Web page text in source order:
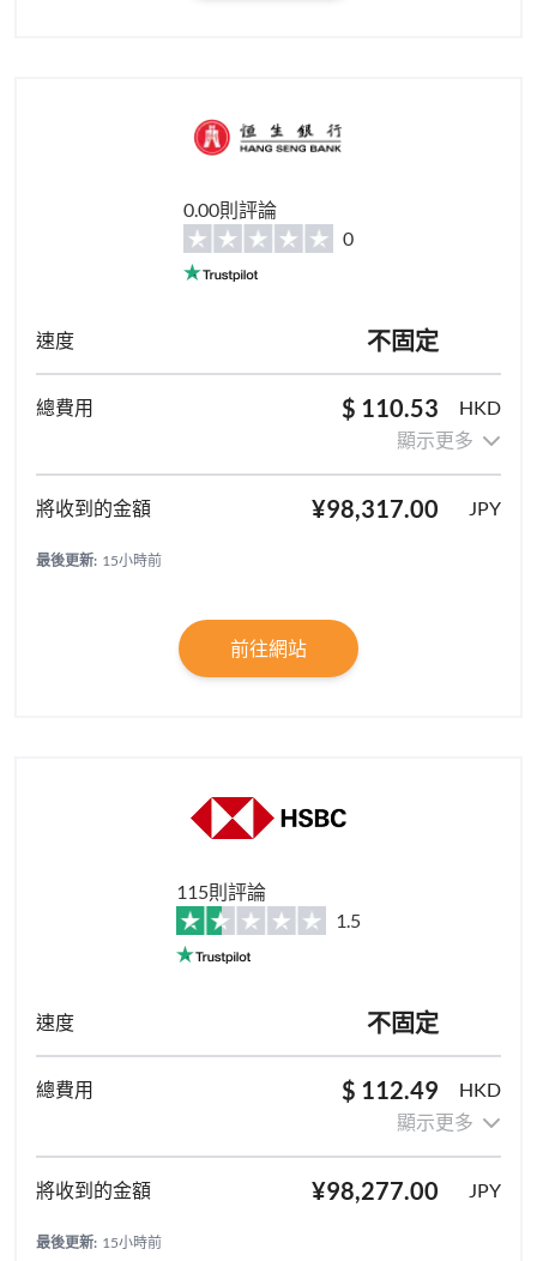
0.00則評論
0
不固定
$ 110.53
HKD
顯示更多
¥98,317.00 JPY
最後更新: 15小時前
前往網站
115則評論
1.5
不固定
$ 112.49
HKD
顯示更多
¥98,277.00 JPY
最後更新: 15小時前